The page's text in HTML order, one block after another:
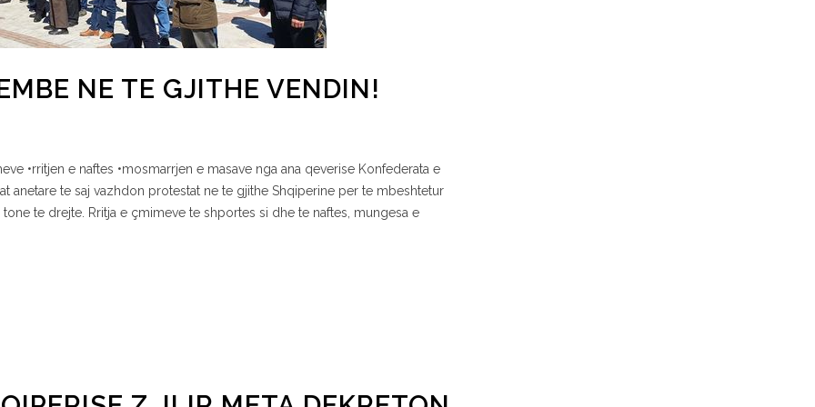
NE TE GJITHE VENDIN!
•rritjen e naftes •mosmarrjen e masave nga ana qeverise Konfederata e
anetare te saj vazhdon protestat ne te gjithe Shqiperine per te mbeshtetur
te drejte. Rritja e çmimeve te shportes si dhe te naftes, mungesa e